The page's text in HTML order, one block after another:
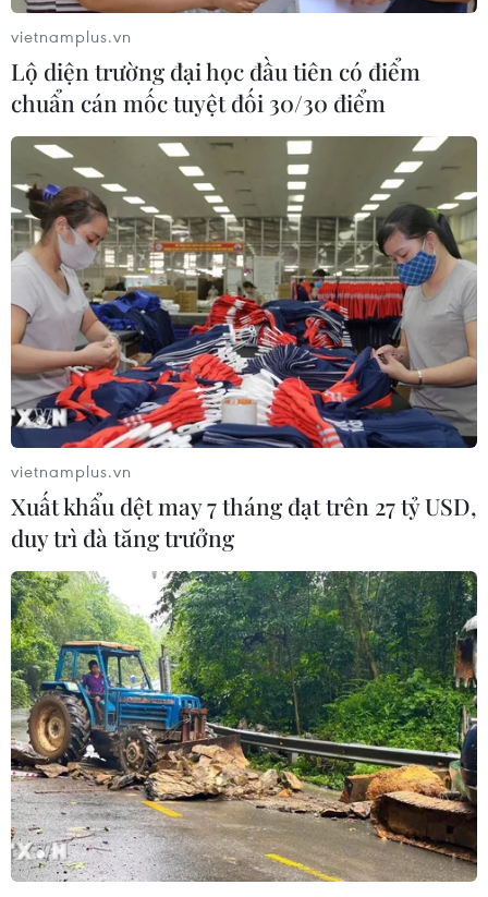
TIN CÙNG CHUYÊN MỤC
Thị trường chứng khoán: Sức ép từ
"vùng trũng" thông tin sau một nhịp
phục hồi
08/08/2026 08:04
VN-Index tăng hơn 3 điểm nhờ sức
bật nhóm dầu khí
vietnamplus.vn
Lộ diện trường đại học đầu tiên có điểm
chuẩn cán mốc tuyệt đối 30/30 điểm
vietnamplus.vn
Xuất khẩu dệt may 7 tháng đạt trên 27 tỷ USD,
duy trì đà tăng trưởng